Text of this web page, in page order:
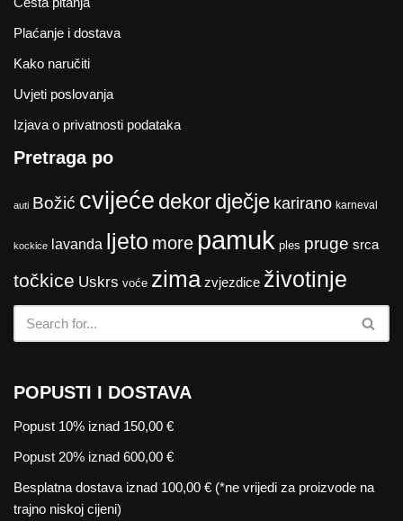
Plaćanje i dostava
Kako naručiti
Uvjeti poslovanja
Izjava o privatnosti podataka
Pretraga po
auti Božić cvijeće dekordječje karirano karneval
kockice lavanda ljeto more pamuk ples pruge srca
točkice Uskrs voće zima zvjezdice životinje
POPUSTI I DOSTAVA
Popust 10% iznad 150,00 €
Popust 20% iznad 600,00 €
Besplatna dostava iznad 100,00 € (*ne vrijedi za proizvode na
trajno niskoj cijeni)